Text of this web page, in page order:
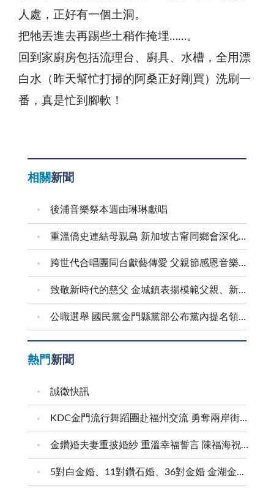
人處，正好有一個土洞。
把牠丟進去再踢些土稍作掩埋……。
回到家廚房包括流理台、廚具、水槽，全用漂
白水（昨天幫忙打掃的阿桑正好剛買）洗刷一
番，真是忙到腳軟！
相關新聞
後浦音樂祭本週由琳琳獻唱
重溫僑史連結母親島 新加坡古甯同鄉會深化金門交流
跨世代合唱團同台獻藝傳愛 父親節感恩音樂會溫馨登場
致敬新時代的慈父 金城鎮表揚模範父親、新好爸爸
公職選舉 國民黨金門縣黨部公布黨內提名領表、登記起迄日期
熱門新聞
誠徵快訊
KDC金門流行舞蹈團赴福州交流 勇奪兩岸街舞賽三等獎
金鑽婚夫妻重披婚紗 重溫幸福誓言 陳福海祝福牽手半世紀 情深相守成典範
5對白金婚、11對鑽石婚、36對金婚 金湖金沙夫妻共享榮耀時刻 陳福海表揚金鑽婚夫妻 向半世紀相守家庭典範致敬